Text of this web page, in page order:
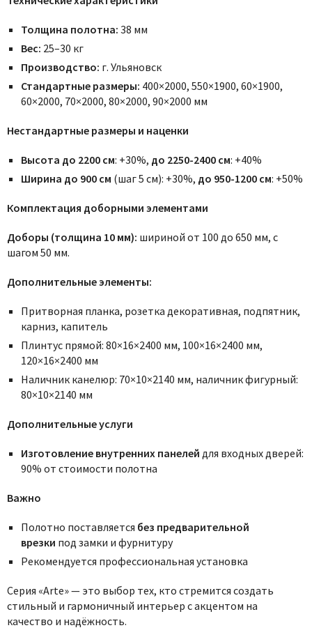
Толщина полотна: 38 мм
Вес: 25–30 кг
Производство: г. Ульяновск
Стандартные размеры: 400×2000, 550×1900, 60×1900,
60×2000, 70×2000, 80×2000, 90×2000 мм
Нестандартные размеры и наценки
Высота до 2200 см: +30%, до 2250-2400 см: +40%
Ширина до 900 см (шаг 5 см): +30%, до 950-1200 см: +50%
Комплектация доборными элементами
Доборы (толщина 10 мм): шириной от 100 до 650 мм, с
шагом 50 мм.
Дополнительные элементы:
Притворная планка, розетка декоративная, подпятник,
карниз, капитель
Плинтус прямой: 80×16×2400 мм, 100×16×2400 мм,
120×16×2400 мм
Наличник канелюр: 70×10×2140 мм, наличник фигурный:
80×10×2140 мм
Дополнительные услуги
Изготовление внутренних панелей для входных дверей:
90% от стоимости полотна
Важно
Полотно поставляется без предварительной
врезки под замки и фурнитуру
Рекомендуется профессиональная установка
Серия «Arte» — это выбор тех, кто стремится создать
стильный и гармоничный интерьер с акцентом на
качество и надёжность.